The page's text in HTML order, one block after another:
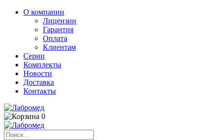
О компании
Лицензии
Гарантия
Оплата
Клиентам
Серии
Комплекты
Новости
Доставка
Контакты
0